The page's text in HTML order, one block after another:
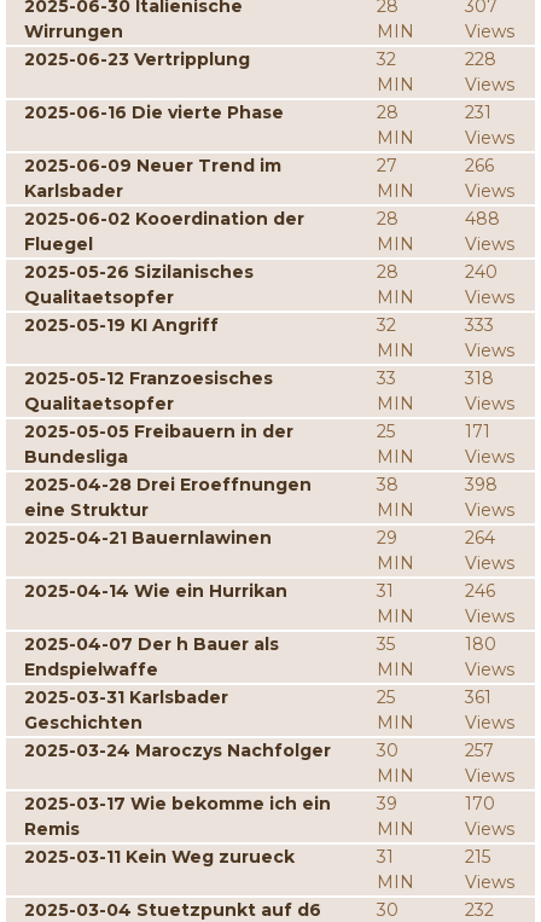
2025-06-30 Italienische
Wirrungen
28
MIN
307
Views
2025-06-23 Vertripplung
32
MIN
228
Views
2025-06-16 Die vierte Phase
28
MIN
231
Views
2025-06-09 Neuer Trend im
Karlsbader
27
MIN
266
Views
2025-06-02 Kooerdination der
Fluegel
28
MIN
488
Views
2025-05-26 Sizilanisches
Qualitaetsopfer
28
MIN
240
Views
2025-05-19 KI Angriff
32
MIN
333
Views
2025-05-12 Franzoesisches
Qualitaetsopfer
33
MIN
318
Views
2025-05-05 Freibauern in der
Bundesliga
25
MIN
171
Views
2025-04-28 Drei Eroeffnungen
eine Struktur
38
MIN
398
Views
2025-04-21 Bauernlawinen
29
MIN
264
Views
2025-04-14 Wie ein Hurrikan
31
MIN
246
Views
2025-04-07 Der h Bauer als
Endspielwaffe
35
MIN
180
Views
2025-03-31 Karlsbader
Geschichten
25
MIN
361
Views
2025-03-24 Maroczys Nachfolger
30
MIN
257
Views
2025-03-17 Wie bekomme ich ein
Remis
39
MIN
170
Views
2025-03-11 Kein Weg zurueck
31
MIN
215
Views
2025-03-04 Stuetzpunkt auf d6
30
232